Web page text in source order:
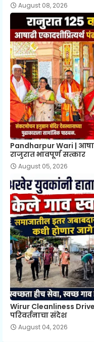
August 08, 2026
Pandharpur Wari |
राजुरात भावपूर्ण सत्कार
August 05, 2026
Wirur Cleanliness
परिवर्तनाचा संदेश
August 04, 2026